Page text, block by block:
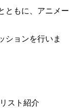
ともに、アニメー
ションを行いま
スト紹介